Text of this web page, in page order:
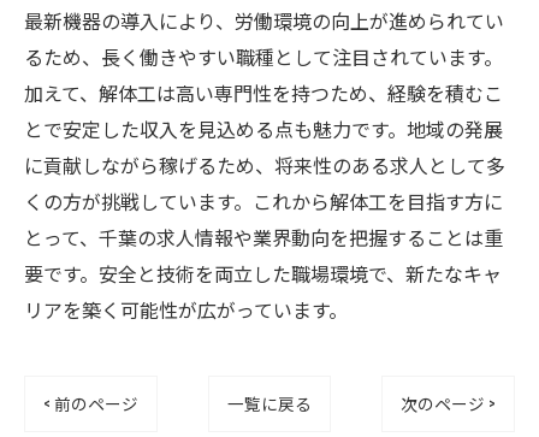
最新機器の導入により、労働環境の向上が進められてい
るため、長く働きやすい職種として注目されています。
加えて、解体工は高い専門性を持つため、経験を積むこ
とで安定した収入を見込める点も魅力です。地域の発展
に貢献しながら稼げるため、将来性のある求人として多
くの方が挑戦しています。これから解体工を目指す方に
とって、千葉の求人情報や業界動向を把握することは重
要です。安全と技術を両立した職場環境で、新たなキャ
リアを築く可能性が広がっています。
< 前のページ 一覧に戻る 次のページ >